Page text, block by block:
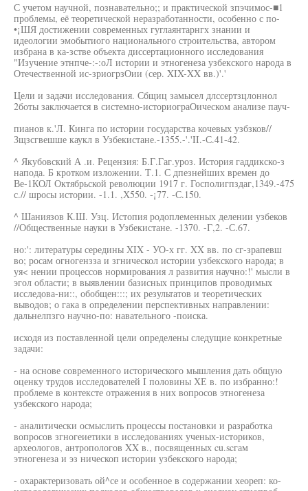
С учетом научной, познавательно;; и практической зпэчимос-■1
проблемы, её теоретической неразработанности, особенно с по-
•¡ШЯ достижении современных гуглаянтарнгх знании и
идеологии эмобытиого национального строительства, автором
избрана в ка-зстве объекта диссертационного исследования
"Изучение этнпче-:-:оЛ истории и этногенеза узбекского народа в
Отечественной ис-зриогрзОии (сер. XIX-XX вв.)'.'
Цели и задачи исследования. Сбщиц замысел длссертзцлоннол
2боты заключается в системно-историограОическом анализе пауч-
пианов к.'Л. Кинга по истории государства кочевых узбзков//
Зщзсгвешше каукл в Узбекистане.-1355.-'.'II.-С.41-42.
^ Якубовский А .и. Рецензия: Б.Г.Гаг.уроз. История гаддикско-з
напода. Б кротком изложении. Т.1. С дпезнейших времен до
Ве-1КОЛ Октябрьской революции 1917 г. Госполигпздаг,1349.-475
с.// шросы истории. -1.1. ,Х550. -¡77. -С.150.
^ Шаниязов К.Ш. Узц. Истопия родоплеменных делении узбеков
//Общественные науки в Узбекистане. -1370. -Г,2. -С.67.
но:': литературы середины XIX - УО-х гг. XX вв. по сг-зрапевш
во; росам огногензза и згническол истории узбекского народа; в
уя< нении процессов нормирования л развития научно:!' мысли в
эгол области; в выявлении базисных принципов проводимых
исследова-ни::, обобщен:::; их результатов и теоретических
выводов; о гака в определении перспективных направлении:
дальнелпзго научно-по: навательного -поиска.
исходя из поставленной цели определены следущие конкретные
задачи:
- на основе современного исторического мышления дать общую
оценку трудов исследователей I половины ХЕ в. по избранно:!
проблеме в контексте отражения в них вопросов этногенеза
узбекского народа;
- аналитически осмыслить процессы постановки и разработка
вопросов згногеиетики в исследованиях ученых-историков,
археологов, антропологов XX в., посвященных cu.scгам
этногенеза и эз ническоп истории узбекского народа;
- охарактеризовать ой^се и особенное в содержании хеореп: ко-